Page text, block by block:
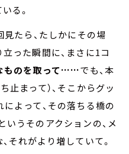
る。
見たら、たしかにその場
った瞬間に、まさに1コ
ものを取って……でも、本
止まって）、そこからグッ
よって、その落ちる橋の
うそのアクションの、メ
それがより増していて。